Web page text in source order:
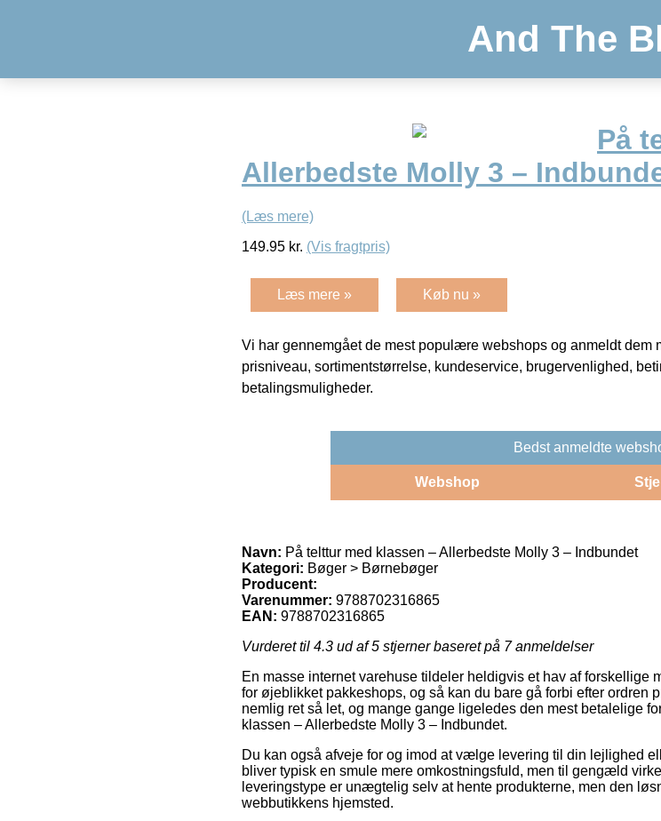
And The
På
Allerbedste Molly 3 –
(Læs mere)
149.95 kr. (Vis fragtpris)
Læs mere » Køb nu »
Vi har gennemgået de mest populære webshops og anmeldt dem
prisniveau, sortimentstørrelse, kundeservice, brugervenlighed,
betalingsmuligheder.
Bedst anmeldte
Webshop
Navn: På telttur med klassen – Allerbedste Molly 3 – Indbundet
Kategori: Bøger > Børnebøger
Producent:
Varenummer: 9788702316865
EAN: 9788702316865
Vurderet til 4.3 ud af 5 stjerner baseret på 7anmeldelser
En masse internet varehuse tildeler heldigvis et hav af forskellige
for øjeblikket pakkeshops, og så kan du bare gå forbi efter ordren
nemlig ret så let, og mange gange ligeledes den mest betalelige
klassen – Allerbedste Molly 3 – Indbundet.
Du kan også afveje for og imod at vælge levering til din lejlighed
bliver typisk en smule mere omkostningsfuld, men til gengæld
leveringstype er unægtelig selv at hente produkterne, men den
webbutikkens hjemsted.